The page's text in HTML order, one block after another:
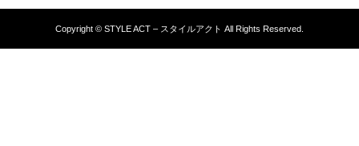
Copyright © STYLE ACT – スタイルアクト All Rights Reserved.